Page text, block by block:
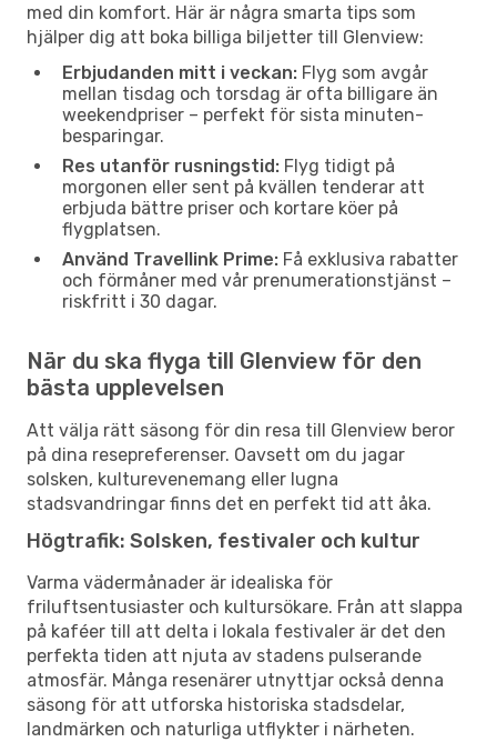
med din komfort. Här är några smarta tips som
hjälper dig att boka billiga biljetter till Glenview:
Erbjudanden mitt i veckan: Flyg som avgår
mellan tisdag och torsdag är ofta billigare än
weekendpriser – perfekt för sista minuten-
besparingar.
Res utanför rusningstid: Flyg tidigt på
morgonen eller sent på kvällen tenderar att
erbjuda bättre priser och kortare köer på
flygplatsen.
Använd Travellink Prime: Få exklusiva rabatter
och förmåner med vår prenumerationstjänst –
riskfritt i 30 dagar.
När du ska flyga till Glenview för den
bästa upplevelsen
Att välja rätt säsong för din resa till Glenview beror
på dina resepreferenser. Oavsett om du jagar
solsken, kulturevenemang eller lugna
stadsvandringar finns det en perfekt tid att åka.
Högtrafik: Solsken, festivaler och kultur
Varma vädermånader är idealiska för
friluftsentusiaster och kultursökare. Från att slappa
på kaféer till att delta i lokala festivaler är det den
perfekta tiden att njuta av stadens pulserande
atmosfär. Många resenärer utnyttjar också denna
säsong för att utforska historiska stadsdelar,
landmärken och naturliga utflykter i närheten.